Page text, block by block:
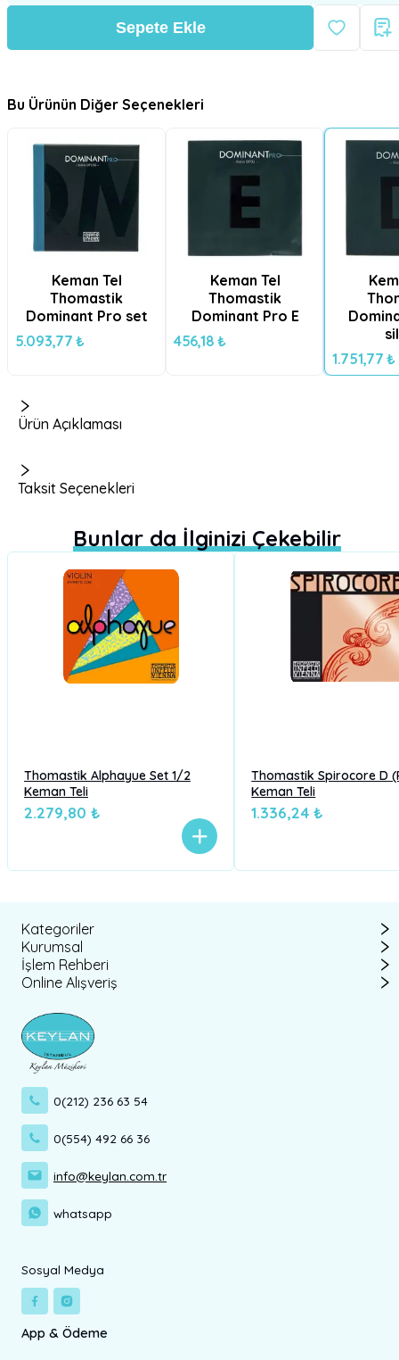
Sepete Ekle
Bu Ürünün Diğer Seçenekleri
Keman Tel
Thomastik
Dominant Pro set
5.093,77 ₺
Keman Tel
Thomastik
Dominant Pro E
456,18 ₺
1.751,77 ₺
Ürün Açıklaması
Taksit Seçenekleri
Bunlar da İlginizi Çekebilir
Thomastik Alphayue Set 1/2
Keman Teli
2.279,80 ₺
Thomastik Spirocore D
Keman Teli
1.336,24 ₺
Kategoriler
Kurumsal
İşlem Rehberi
Online Alışveriş
0(212) 236 63 54
0(554) 492 66 36
info@keylan.com.tr
whatsapp
Sosyal Medya
App & Ödeme